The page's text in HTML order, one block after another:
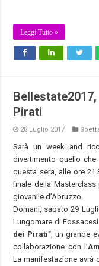
Leggi Tutto »
Pirati
28 Luglio 2017
Sarà un week and
divertimento quello
questa sera, alle ore
finale della Masterclass
giovanile d’Abruzzo.
Domani, sabato 29
Lungomare di
dei Pirati” , un grande
collaborazione con l’
La manifestazione avrà